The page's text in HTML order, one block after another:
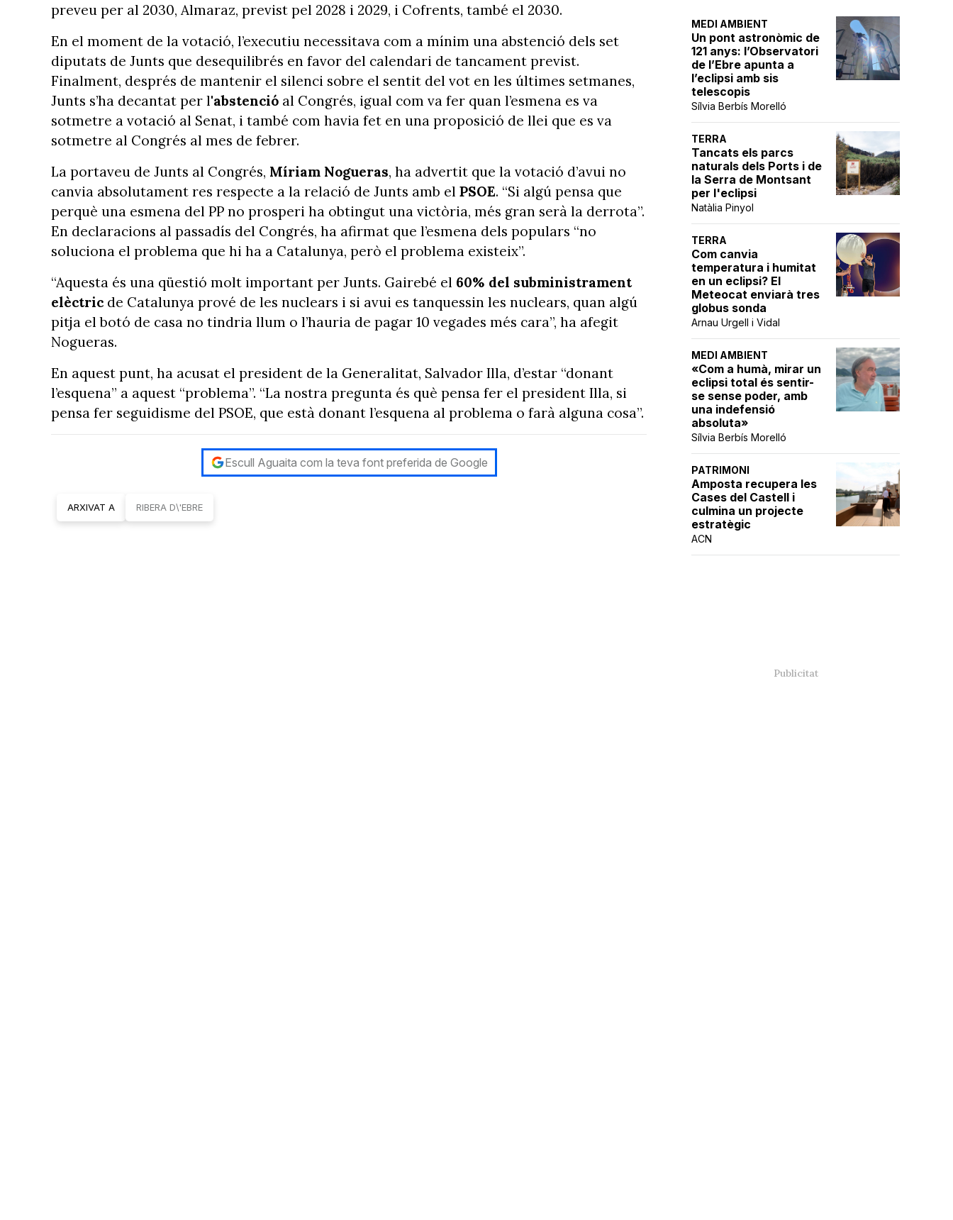
MEDI AMBIENT
Un pont astronòmic de
121 anys: l’Observatori
de l’Ebre apunta a
l’eclipsi amb sis
telescopis
Sílvia Berbís Morelló
TERRA
Tancats els parcs
naturals dels Ports i de
la Serra de Montsant
per l'eclipsi
Natàlia Pinyol
TERRA
Com canvia
temperatura i humitat
en un eclipsi? El
Meteocat enviarà tres
globus sonda
Arnau Urgell i Vidal
MEDI AMBIENT
«Com a humà, mirar un
eclipsi total és sentir-
se sense poder, amb
una indefensió
absoluta»
Sílvia Berbís Morelló
PATRIMONI
Amposta recupera les
Cases del Castell i
culmina un projecte
estratègic
ACN
preveu per al 2030, Almaraz, previst pel 2028 i 2029, i Cofrents, també el 2030.
En el moment de la votació, l’executiu necessitava com a mínim una abstenció dels set
diputats de Junts que desequilibrés en favor del calendari de tancament previst.
Finalment, després de mantenir el silenci sobre el sentit del vot en les últimes setmanes,
Junts s’ha decantat per l'abstenció al Congrés, igual com va fer quan l’esmena es va
sotmetre a votació al Senat, i també com havia fet en una proposició de llei que es va
sotmetre al Congrés al mes de febrer.
La portaveu de Junts al Congrés, Míriam Nogueras, ha advertit que la votació d’avui no
canvia absolutament res respecte a la relació de Junts amb el PSOE. “Si algú pensa que
perquè una esmena del PP no prosperi ha obtingut una victòria, més gran serà la derrota”.
En declaracions al passadís del Congrés, ha afirmat que l’esmena dels populars “no
soluciona el problema que hi ha a Catalunya, però el problema existeix”.
“Aquesta és una qüestió molt important per Junts. Gairebé el 60% del subministrament
elèctric de Catalunya prové de les nuclears i si avui es tanquessin les nuclears, quan algú
pitja el botó de casa no tindria llum o l’hauria de pagar 10 vegades més cara”, ha afegit
Nogueras.
En aquest punt, ha acusat el president de la Generalitat, Salvador Illa, d’estar “donant
l’esquena” a aquest “problema”. “La nostra pregunta és què pensa fer el president Illa, si
pensa fer seguidisme del PSOE, que està donant l’esquena al problema o farà alguna cosa”.
Escull Aguaita com la teva font preferida de Google
ARXIVAT A RIBERA D\'EBRE